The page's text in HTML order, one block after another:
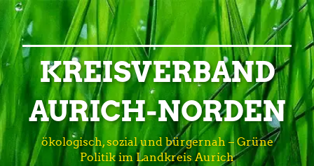
KREISVERBAND
AURICH-NORDEN
ökologisch, sozial und bürgernah – Grüne
Politik im Landkreis Aurich